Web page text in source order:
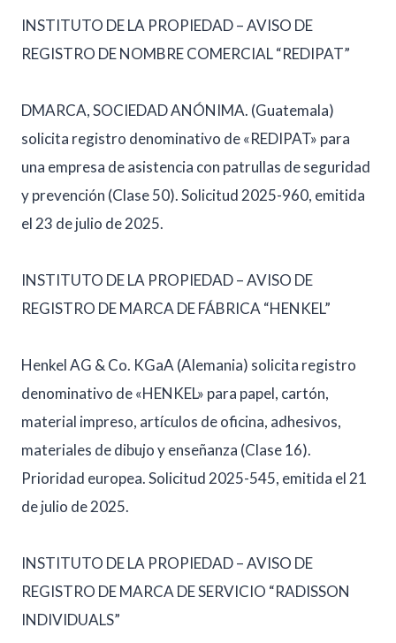
INSTITUTO DE LA PROPIEDAD – AVISO DE
REGISTRO DE NOMBRE COMERCIAL “REDIPAT”
DMARCA, SOCIEDAD ANÓNIMA. (Guatemala)
solicita registro denominativo de «REDIPAT» para
una empresa de asistencia con patrullas de seguridad
y prevención (Clase 50). Solicitud 2025-960, emitida
el 23 de julio de 2025.
INSTITUTO DE LA PROPIEDAD – AVISO DE
REGISTRO DE MARCA DE FÁBRICA “HENKEL”
Henkel AG & Co. KGaA (Alemania) solicita registro
denominativo de «HENKEL» para papel, cartón,
material impreso, artículos de oficina, adhesivos,
materiales de dibujo y enseñanza (Clase 16).
Prioridad europea. Solicitud 2025-545, emitida el 21
de julio de 2025.
INSTITUTO DE LA PROPIEDAD – AVISO DE
REGISTRO DE MARCA DE SERVICIO “RADISSON
INDIVIDUALS”